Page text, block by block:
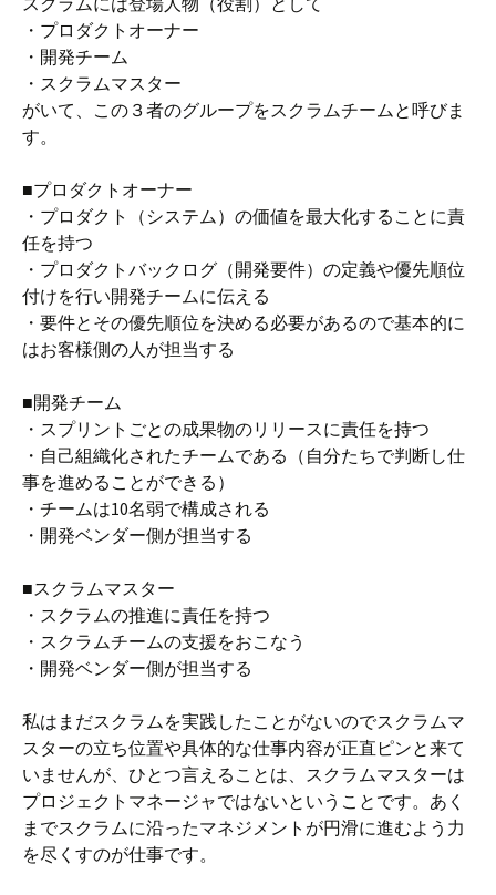
・プロダクトオーナー
・開発チーム
・スクラムマスター
がいて、この３者のグループをスクラムチームと呼びま
す。
■プロダクトオーナー
・プロダクト（システム）の価値を最大化することに責
任を持つ
・プロダクトバックログ（開発要件）の定義や優先順位
付けを行い開発チームに伝える
・要件とその優先順位を決める必要があるので基本的に
はお客様側の人が担当する
■開発チーム
・スプリントごとの成果物のリリースに責任を持つ
・自己組織化されたチームである（自分たちで判断し仕
事を進めることができる）
・チームは10名弱で構成される
・開発ベンダー側が担当する
■スクラムマスター
・スクラムの推進に責任を持つ
・スクラムチームの支援をおこなう
・開発ベンダー側が担当する
私はまだスクラムを実践したことがないのでスクラムマ
スターの立ち位置や具体的な仕事内容が正直ピンと来て
いませんが、ひとつ言えることは、スクラムマスターは
プロジェクトマネージャではないということです。あく
までスクラムに沿ったマネジメントが円滑に進むよう力
を尽くすのが仕事です。